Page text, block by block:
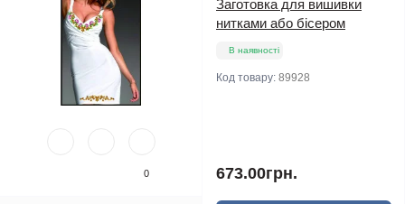
0
Заготовка для вишивки
нитками або бісером
В наявності
Код товару: 89928
673.00грн.